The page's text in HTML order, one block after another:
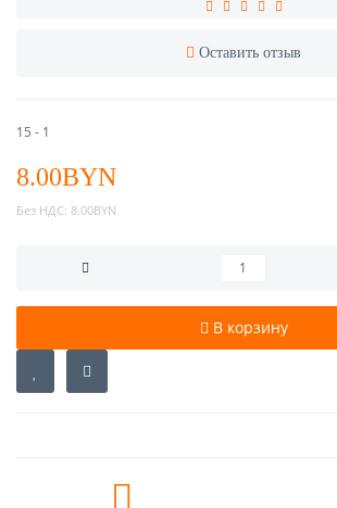
Оставить отзыв
15 - 1
8.00BYN
Без НДС: 8.00BYN
В корзину